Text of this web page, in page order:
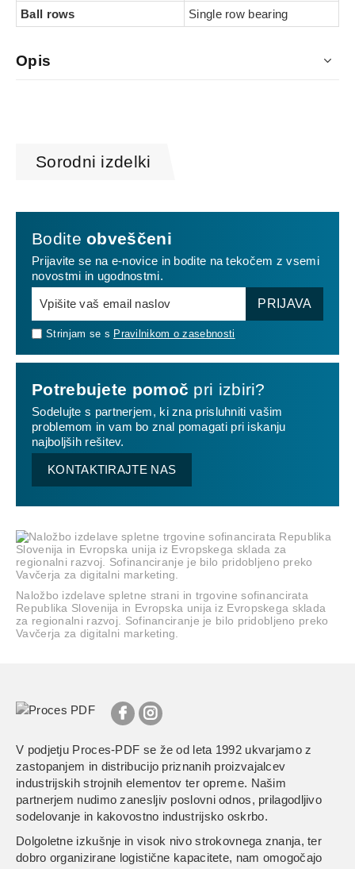
Ball rows
Single row bearing
Opis
Sorodni izdelki
Boditeobveščeni
Prijavite se na e-novice in bodite na tekočem z vsemi
novostmi in ugodnostmi.
Strinjam se s Pravilnikom o zasebnosti
PRIJAVA
Potrebujete pomoč pri izbiri?
Sodelujte s partnerjem, ki zna prisluhniti vašim
problemom in vam bo znal pomagati pri iskanju
najboljših rešitev.
KONTAKTIRAJTE NAS
Naložbo izdelave spletne strani in trgovine sofinancirata
Republika Slovenija in Evropska unija iz Evropskega sklada
za regionalni razvoj. Sofinanciranje je bilo pridobljeno preko
Vavčerja za digitalni marketing.
V podjetju Proces-PDF se že od leta 1992 ukvarjamo z
zastopanjem in distribucijo priznanih proizvajalcev
industrijskih strojnih elementov ter opreme. Našim
partnerjem nudimo zanesljiv poslovni odnos, prilagodljivo
sodelovanje in kakovostno industrijsko oskrbo.
Dolgoletne izkušnje in visok nivo strokovnega znanja, ter
dobro organizirane logistične kapacitete, nam omogočajo